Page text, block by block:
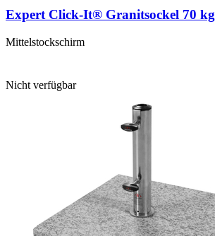
Navigation
die
Expert Click-It® Granitsockel 70 kg
Mittelstockschirm
Nicht verfügbar